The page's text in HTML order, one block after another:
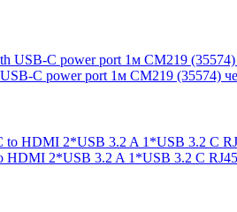
C power port 1м CM219 (35574)
2*USB 3.2 A 1*USB 3.2 C